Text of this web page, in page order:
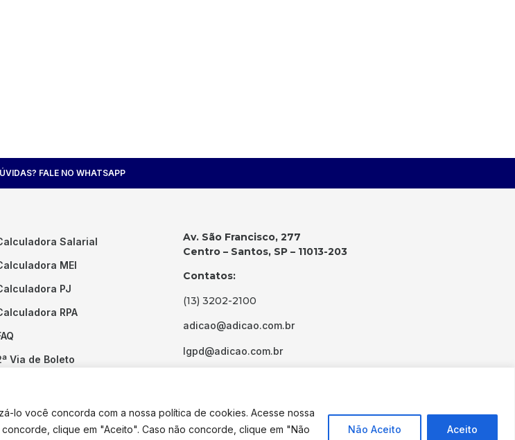
lo você concorda com a nossa política de cookies. Acesse nossa
clique em "Aceito". Caso não concorde, clique em "Não
Não Aceito Aceito
FALE NO WHATSAPP
Salarial
MEI
PJ
RPA
Via de Boleto
Av. São Francisco, 277
Centro – Santos, SP – 11013-203
Contatos:
(13) 3202-2100
adicao@adicao.com.br
lgpd@adicao.com.br